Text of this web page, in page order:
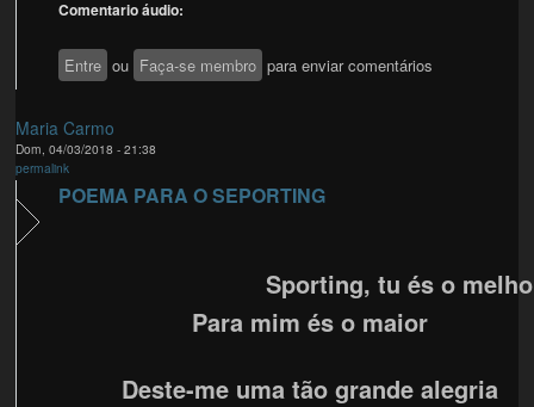
Comentario áudio:
Entre ou Faça-se membro para enviar comentários
Maria Carmo
Dom, 04/03/2018 - 21:38
permalink
POEMA PARA O SEPORTING
Sporting, tu és o
Para mim és o maior
Deste-me uma tão grande alegria